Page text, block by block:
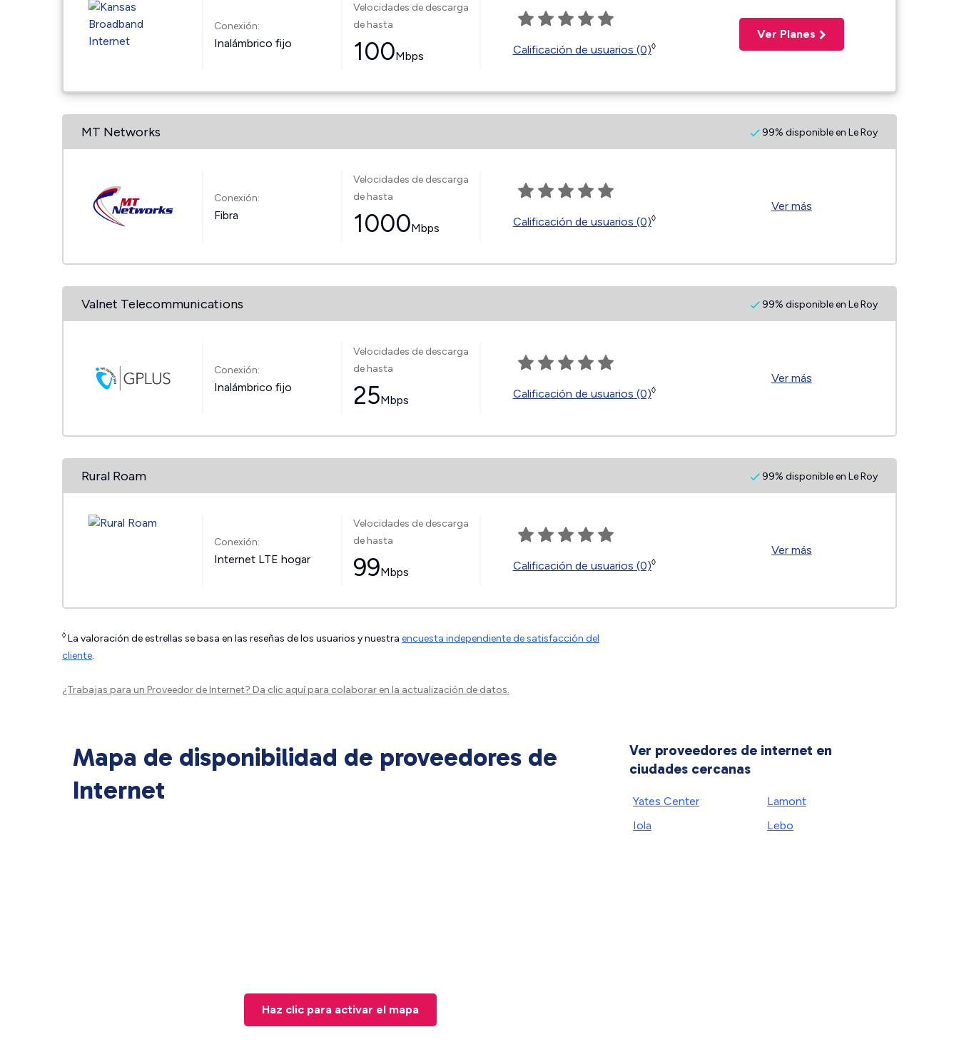
Conexión:
Inalámbrico fijo
Velocidades de descarga
de hasta
100Mbps Calificación de usuarios (0)◊
Ver Planes
MT Networks 99% disponible en Le Roy
Conexión:
Fibra
Velocidades de descarga
de hasta
1000Mbps Calificación de usuarios (0)◊
Ver más
Valnet Telecommunications 99% disponible en Le Roy
Conexión:
Inalámbrico fijo
Velocidades de descarga
de hasta
25Mbps Calificación de usuarios (0)◊
Ver más
Rural Roam 99% disponible en Le Roy
Conexión:
Internet LTE hogar
Velocidades de descarga
de hasta
99Mbps Calificación de usuarios (0)◊
Ver más
◊ La valoración de estrellas se basa en las reseñas de los usuarios y nuestra encuesta independiente de satisfacción del
cliente.
¿Trabajas para un Proveedor de Internet? Da clic aquípara colaborar en la actualización de datos.
Mapa de disponibilidad de proveedores de
Internet
Haz clic para activar el mapa
Ver proveedores de internet en
ciudades cercanas
Yates Center
Iola
Lamont
Lebo